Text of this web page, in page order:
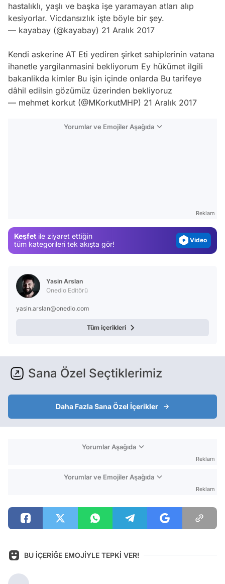
hastalıklı, yaşlı ve başka işe yaramayan atları alıp
kesiyorlar. Vicdansızlık işte böyle bir şey.
— kayabay (@kayabay) 21 Aralık 2017
Kendi askerine AT Eti yediren şirket sahiplerinin vatana
ihanetle yargilanmasini bekliyorum Ey hükümet ilgili
bakanlikda kimler Bu işin içinde onlarda Bu tarifeye
dâhil edilsin gözümüz üzerinden bekliyoruz
— mehmet korkut (@MKorkutMHP) 21 Aralık 2017
Yorumlar ve Emojiler Aşağıda
Reklam
Keşfet ile ziyaret ettiğin
tüm kategorileri tek akışta gör!
Video
Yasin Arslan
Onedio Editörü
yasin.arslan@onedio.com
Tüm içerikleri
Sana Özel Seçtiklerimiz
Daha Fazla Sana Özel İçerikler
Yorumlar Aşağıda
Reklam
Yorumlar ve Emojiler Aşağıda
Reklam
BU İÇERİĞE EMOJİYLE TEPKİ VER!